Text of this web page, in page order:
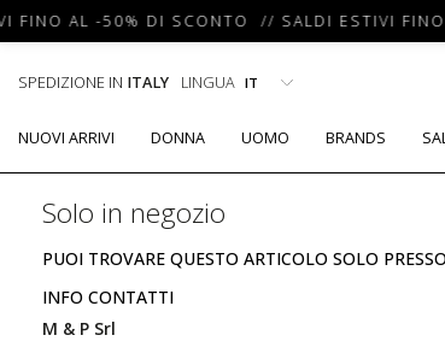
FINO AL -50% DI SCONTO // SALDI ESTIVI
SPEDIZIONE IN ITALY LINGUA
NUOVI ARRIVI DONNA UOMO BRANDS
Solo in negozio
PUOI TROVARE QUESTO ARTICOLO SOLO
INFO CONTATTI
M & P Srl